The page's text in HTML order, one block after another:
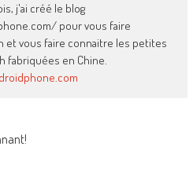
j'ai créé le blog
pour vous faire
et vous faire connaitre les petites
fabriquées en Chine.